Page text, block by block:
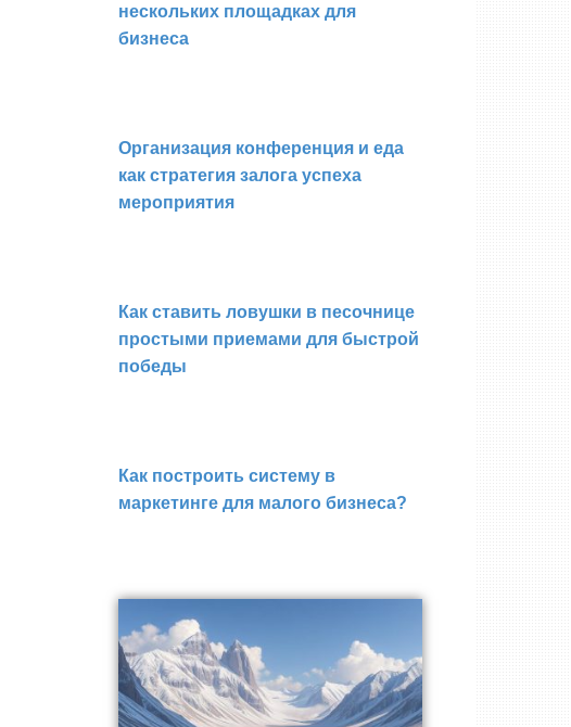
нескольких площадках для
бизнеса
Организация конференция и еда
как стратегия залога успеха
мероприятия
Как ставить ловушки в песочнице
простыми приемами для быстрой
победы
Как построить систему в
маркетинге для малого бизнеса?